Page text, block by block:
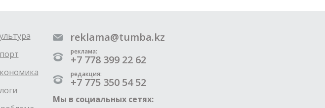
reklama@tumba.kz
реклама:
+7 778 399 22 62
редакция:
+7 775 350 54 52
Мы в социальных сетях: